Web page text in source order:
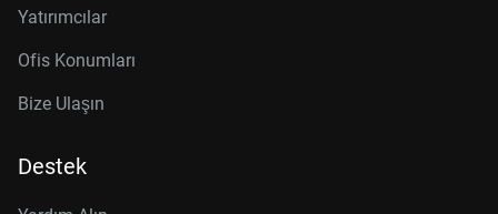
Yatırımcılar
Ofis Konumları
Bize Ulaşın
Destek